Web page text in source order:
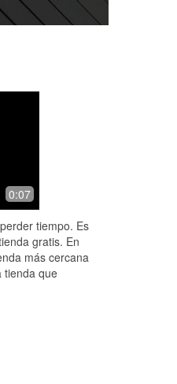
0:07
tiempo. Es
gratis. En
más cercana
tienda que